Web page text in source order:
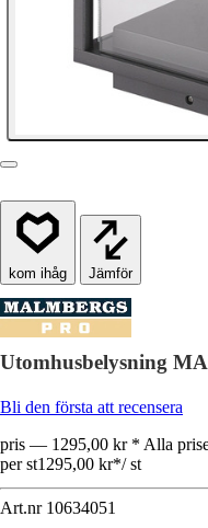
Jämför
Utomhusbelysning
Bli den första att recensera
pris — 1295,00 kr * Alla
per st1295,00 kr*/ st
Art.nr 10634051